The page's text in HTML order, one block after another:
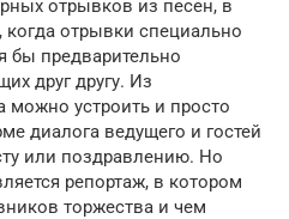
отрывков из песен, в
отрывки специально
бы предварительно
друг другу. Из
можно устроить и просто
диалога ведущего и гостей
или поздравлению. Но
репортаж, в котором
торжества и чем